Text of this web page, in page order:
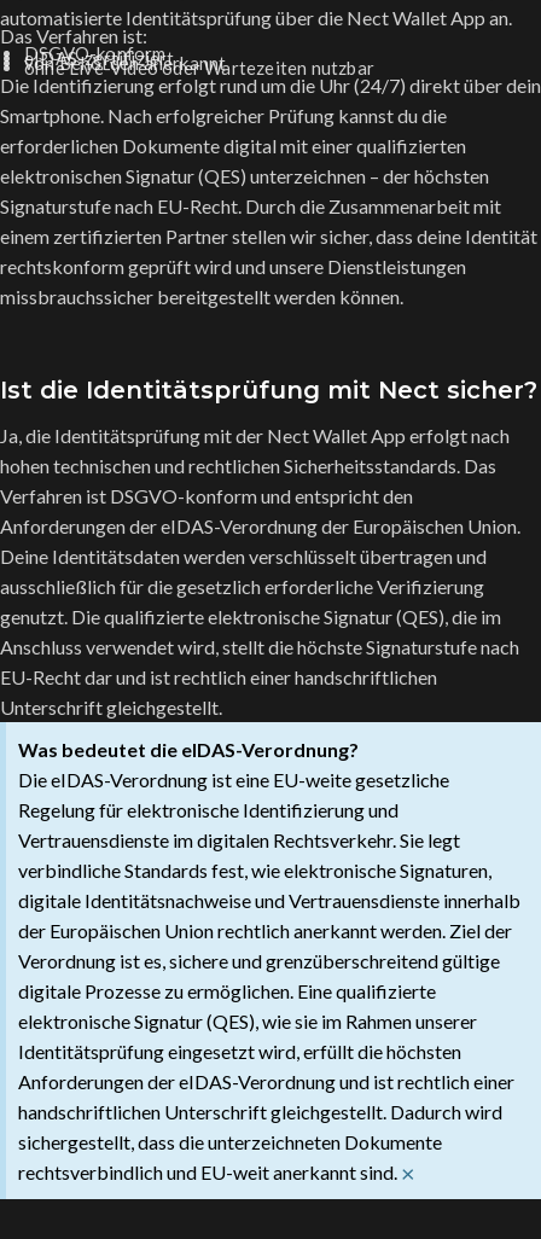
automatisierte Identitätsprüfung über die Nect Wallet App an.
Das Verfahren ist:
DSGVO-konform
eIDAS-zertifiziert
von Behörden anerkannt
ohne Live-Video oder Wartezeiten nutzbar
Die Identifizierung erfolgt rund um die Uhr (24/7) direkt über dein
Smartphone. Nach erfolgreicher Prüfung kannst du die
erforderlichen Dokumente digital mit einer qualifizierten
elektronischen Signatur (QES) unterzeichnen – der höchsten
Signaturstufe nach EU-Recht. Durch die Zusammenarbeit mit
einem zertifizierten Partner stellen wir sicher, dass deine Identität
rechtskonform geprüft wird und unsere Dienstleistungen
missbrauchssicher bereitgestellt werden können.
Ist die Identitätsprüfung mit Nect sicher?
Ja, die Identitätsprüfung mit der Nect Wallet App erfolgt nach
hohen technischen und rechtlichen Sicherheitsstandards. Das
Verfahren ist DSGVO-konform und entspricht den
Anforderungen der eIDAS-Verordnung der Europäischen Union.
Deine Identitätsdaten werden verschlüsselt übertragen und
ausschließlich für die gesetzlich erforderliche Verifizierung
genutzt. Die qualifizierte elektronische Signatur (QES), die im
Anschluss verwendet wird, stellt die höchste Signaturstufe nach
EU-Recht dar und ist rechtlich einer handschriftlichen
Unterschrift gleichgestellt.
Was bedeutet die eIDAS-Verordnung?
Die eIDAS-Verordnung ist eine EU-weite gesetzliche
Regelung für elektronische Identifizierung und
Vertrauensdienste im digitalen Rechtsverkehr. Sie legt
verbindliche Standards fest, wie elektronische Signaturen,
digitale Identitätsnachweise und Vertrauensdienste innerhalb
der Europäischen Union rechtlich anerkannt werden. Ziel der
Verordnung ist es, sichere und grenzüberschreitend gültige
digitale Prozesse zu ermöglichen. Eine qualifizierte
elektronische Signatur (QES), wie sie im Rahmen unserer
Identitätsprüfung eingesetzt wird, erfüllt die höchsten
Anforderungen der eIDAS-Verordnung und ist rechtlich einer
handschriftlichen Unterschrift gleichgestellt. Dadurch wird
sichergestellt, dass die unterzeichneten Dokumente
rechtsverbindlich und EU-weit anerkannt sind. ×